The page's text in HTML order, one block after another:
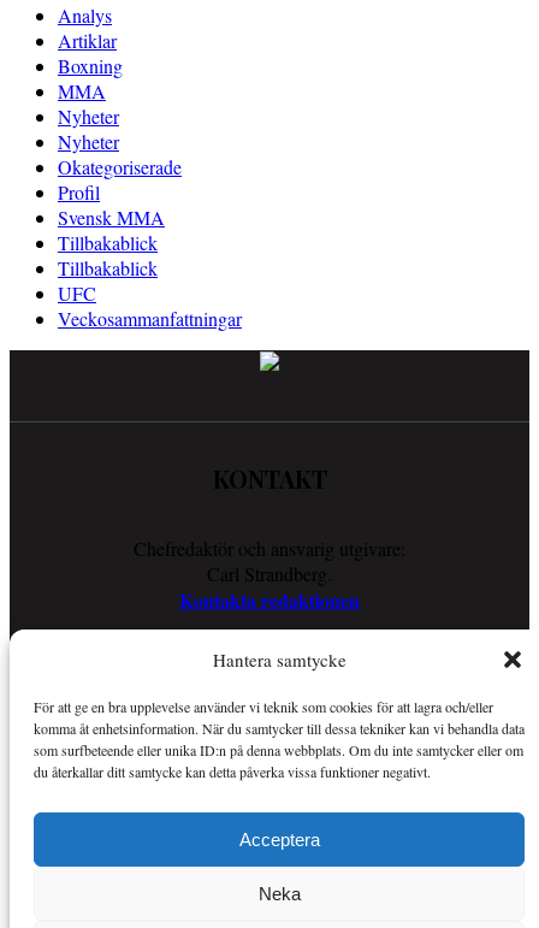
Hantera samtycke
För att ge en bra upplevelse använder vi teknik som cookies för att lagra och/eller
komma åt enhetsinformation. När du samtycker till dessa tekniker kan vi behandla data
som surfbeteende eller unika ID:n på denna webbplats. Om du inte samtycker eller om
du återkallar ditt samtycke kan detta påverka vissa funktioner negativt.
Acceptera
Neka
Analys
Artiklar
Boxning
MMA
Nyheter
Nyheter
Okategoriserade
Profil
Svensk MMA
Tillbakablick
Tillbakablick
UFC
Veckosammanfattningar
KONTAKT
Chefredaktör och ansvarig utgivare:
Carl Strandberg.
Kontakta redaktionen
COOKIES
Läs vår Cookie Policy för att ta reda på vad vi gör för att förenkla
din läsupplevelse.
Så använder vi cookies
OM SPORTKURIREN